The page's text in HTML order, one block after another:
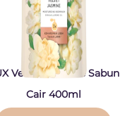
Velvet Jasmine Sabun
Cair 400ml